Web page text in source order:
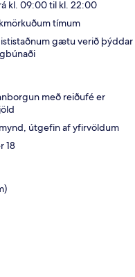
kl. 09:00 til kl. 22:00
tímum
gætu verið þýddar
með reiðufé er
útgefin af yfirvöldum
18